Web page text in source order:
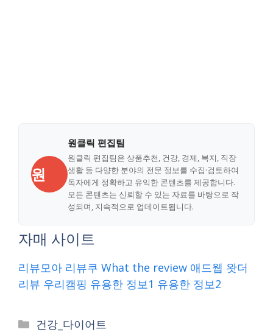
원
원클릭 편집팀
원클릭 편집팀은 상품추천, 건강, 경제, 복지, 직장
생활 등 다양한 분야의 전문 정보를 수집·검토하여
독자에게 정확하고 유익한 콘텐츠를 제공합니다.
모든 콘텐츠는 신뢰할 수 있는 자료를 바탕으로 작
성되며, 지속적으로 업데이트됩니다.
자매 사이트
리뷰모아 리뷰쿠 What the review 애드웹 왓더
리뷰 우리캠핑 유용한 정보1 유용한 정보2
Categories
건강_다이어트